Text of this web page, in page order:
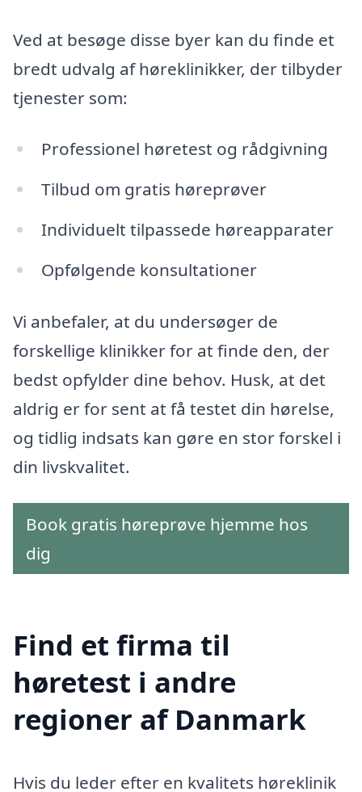
Ved at besøge disse byer kan du finde et
bredt udvalg af høreklinikker, der tilbyder
tjenester som:
Professionel høretest og rådgivning
Tilbud om gratis høreprøver
Individuelt tilpassede høreapparater
Opfølgende konsultationer
Vi anbefaler, at du undersøger de
forskellige klinikker for at finde den, der
bedst opfylder dine behov. Husk, at det
aldrig er for sent at få testet din hørelse,
og tidlig indsats kan gøre en stor forskel i
din livskvalitet.
Book gratis høreprøve hjemme hos
dig
Find et firma til
høretest i andre
regioner af Danmark
Hvis du leder efter en kvalitets høreklinik